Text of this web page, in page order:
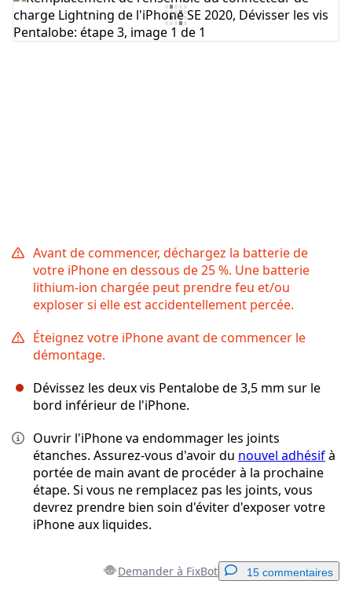
Ajouter un commentaire
Avant de commencer, déchargez la batterie de
votre iPhone en dessous de 25 %. Une batterie
lithium-ion chargée peut prendre feu et/ou
exploser si elle est accidentellement percée.
Éteignez votre iPhone avant de commencer le
démontage.
Dévissez les deux vis Pentalobe de 3,5 mm sur le
bord inférieur de l'iPhone.
Ouvrir l'iPhone va endommager les joints
étanches. Assurez-vous d'avoir du nouvel adhésifà
portée de main avant de procéder à la prochaine
étape. Si vous ne remplacez pas les joints, vous
devrez prendre bien soin d'éviter d'exposer votre
iPhone aux liquides.
Demander à FixBot 15 commentaires